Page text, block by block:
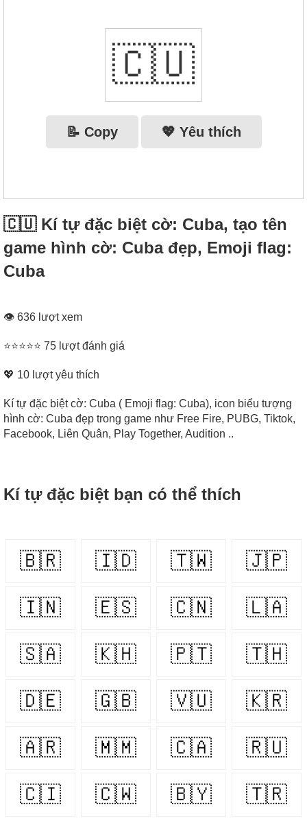
🇨🇺
📝 Copy 💖 Yêu thích
🇨🇺 Kí tự đặc biệt cờ: Cuba, tạo tên
game hình cờ: Cuba đẹp, Emoji flag:
Cuba
👁 636 lượt xem
⭐⭐⭐⭐⭐ 75 lượt đánh giá
💖 10 lượt yêu thích
Kí tự đặc biệt cờ: Cuba ( Emoji flag: Cuba), icon biểu tượng
hình cờ: Cuba đẹp trong game như Free Fire, PUBG, Tiktok,
Facebook, Liên Quân, Play Together, Audition ..
Kí tự đặc biệt bạn có thể thích
🇧🇷 🇮🇩 🇹🇼 🇯🇵
🇮🇳 🇪🇸 🇨🇳 🇱🇦
🇸🇦 🇰🇭 🇵🇹 🇹🇭
🇩🇪 🇬🇧 🇻🇺 🇰🇷
🇦🇷 🇲🇲 🇨🇦 🇷🇺
🇨🇮 🇨🇼 🇧🇾 🇹🇷